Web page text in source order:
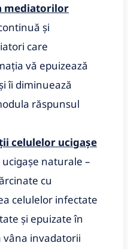
mediatorilor
și
care
vă epuizează
îi diminuează
răspunsul
celulelor ucigașe
naturale –
cu
celulelor infectate
și epuizate în
vâna invadatorii